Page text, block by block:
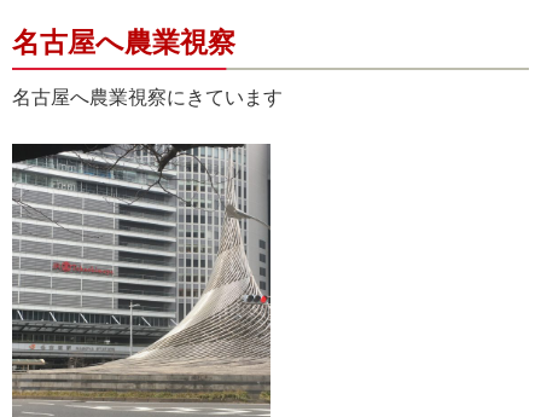
名古屋へ農業視察
名古屋へ農業視察にきています